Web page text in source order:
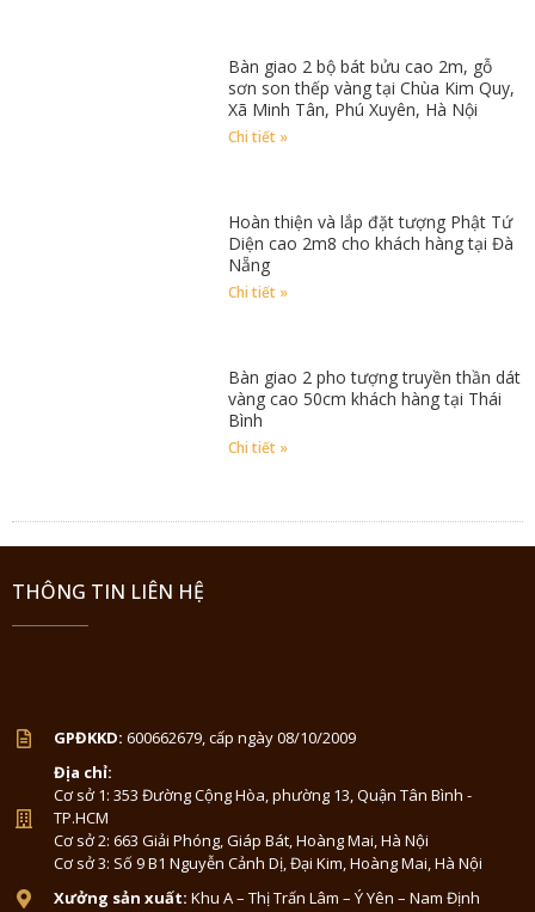
Bàn giao 2 bộ bát bửu cao 2m, gỗ
sơn son thếp vàng tại Chùa Kim Quy,
Xã Minh Tân, Phú Xuyên, Hà Nội
Chi tiết »
Hoàn thiện và lắp đặt tượng Phật Tứ
Diện cao 2m8 cho khách hàng tại Đà
Nẵng
Chi tiết »
Bàn giao 2 pho tượng truyền thần dát
vàng cao 50cm khách hàng tại Thái
Bình
Chi tiết »
THÔNG TIN LIÊN HỆ
GPĐKKD: 600662679, cấp ngày 08/10/2009
Địa chỉ:
Cơ sở 1: 353 Đường Cộng Hòa, phường 13, Quận Tân Bình -
TP.HCM
Cơ sở 2: 663 Giải Phóng, Giáp Bát, Hoàng Mai, Hà Nội
Cơ sở 3: Số 9 B1 Nguyễn Cảnh Dị, Đại Kim, Hoàng Mai, Hà Nội
Xưởng sản xuất: Khu A – Thị Trấn Lâm – Ý Yên – Nam Định